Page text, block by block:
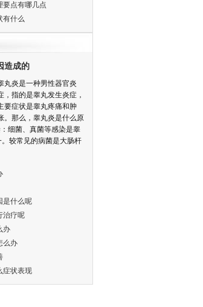
要点有哪几点
有什么
造成的
丸炎是一种男性器官炎
，指的是睾丸发生炎症，
要症状是睾丸疼痛和肿
。那么，睾丸炎是什么原
细菌、真菌等感染是睾
较常见的病菌是大肠杆
是什么呢
治疗呢
办
么办
症状表现